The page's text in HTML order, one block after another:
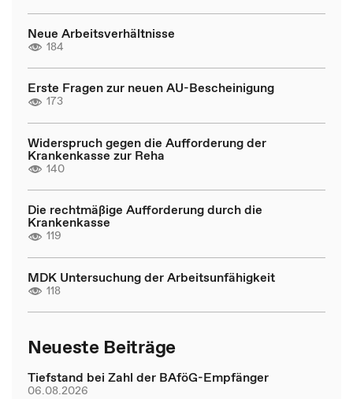
Neue Arbeitsverhältnisse
184
Erste Fragen zur neuen AU-Bescheinigung
173
Widerspruch gegen die Aufforderung der
Krankenkasse zur Reha
140
Die rechtmäßige Aufforderung durch die
Krankenkasse
119
MDK Untersuchung der Arbeitsunfähigkeit
118
Neueste Beiträge
Tiefstand bei Zahl der BAföG-Empfänger
06.08.2026